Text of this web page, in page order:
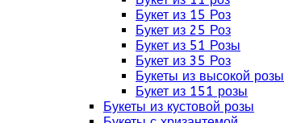
Букет из 15 Роз
Букет из 25 Роз
Букет из 51 Розы
Букет из 35 Роз
Букеты из высокой розы
Букет из 151 розы
Букеты из кустовой розы